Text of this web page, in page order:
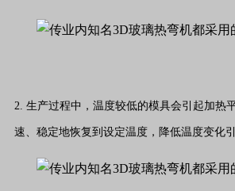
2. 生产过程中，温度较低的模具会引起加热
速、稳定地恢复到设定温度，降低温度变化